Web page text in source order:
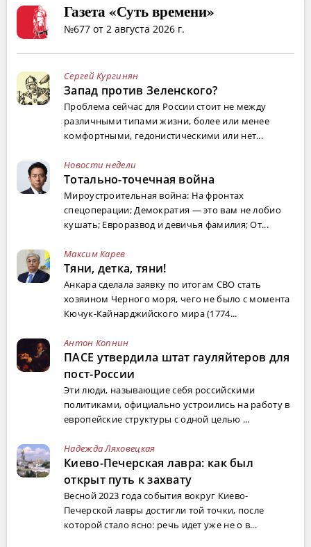
Газета «Суть времени»
№677 от 2 августа 2026 г.
Сергей Кургинян
Запад против Зеленского?
Проблема сейчас для России стоит не между
различными типами жизни, более или менее
комфортными, гедонистическими или нет...
Новости недели
Тотально-точечная война
Мироустроительная война: На фронтах
спецоперации; Демократия — это вам не лобио
кушать; Евроразвод и девичья фамилия; От...
Максим Карев
Тяни, детка, тяни!
Анкара сделала заявку по итогам СВО стать
хозяином Черного моря, чего не было с момента
Кючук-Кайнарджийского мира (1774...
Антон Копнин
ПАСЕ утвердила штат гауляйтеров для
пост-России
Эти люди, называющие себя российскими
политиками, официально устроились на работу в
европейские структуры с одной целью ...
Надежда Ляховецкая
Киево-Печерская лавра: как был
открыт путь к захвату
Весной 2023 года события вокруг Киево-
Печерской лавры достигли той точки, после
которой стало ясно: речь идет уже не о в...